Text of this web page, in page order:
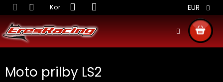
Prejsť
na
obsah
Kontakt Obchodné podmienky Doprava
EUR
KOŠÍK
Moto prilby LS2